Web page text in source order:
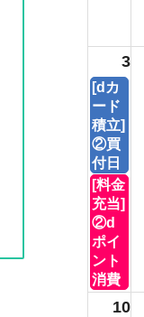
3
月
曜
日,
8
月
3rd
2026
[dカ
ード
積立]
②買
付日
月
曜
日,
8
月
3rd
2026
[料金
充当]
②d
ポイ
ント
消費
10